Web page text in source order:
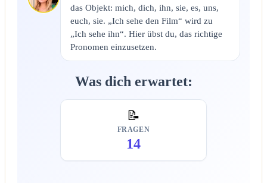
das Objekt: mich, dich, ihn, sie, es, uns,
euch, sie. „Ich sehe den Film“ wird zu
„Ich sehe ihn“. Hier übst du, das richtige
Pronomen einzusetzen.
Was dich erwartet:
📝
FRAGEN
14